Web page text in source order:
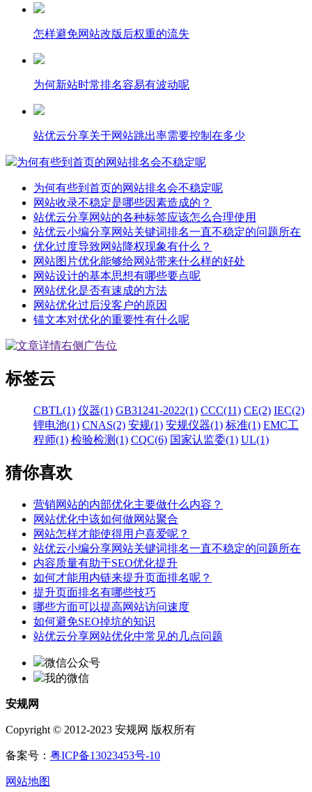
怎样避免网站改版后权重的流失
为何新站时常排名容易有波动呢
站优云分享关于网站跳出率需要控制在多少
为何有些到首页的网站排名会不稳定呢
为何有些到首页的网站排名会不稳定呢
网站收录不稳定是哪些因素造成的？
站优云分享网站的各种标签应该怎么合理使用
站优云小编分享网站关键词排名一直不稳定的问题所在
优化过度导致网站降权现象有什么？
网站图片优化能够给网站带来什么样的好处
网站设计的基本思想有哪些要点呢
网站优化是否有速成的方法
网站优化过后没客户的原因
锚文本对优化的重要性有什么呢
标签云
CBTL(1) 仪器(1) GB31241-2022(1) CCC(11) CE(2) IEC(2)
锂电池(1) CNAS(2) 安规(1) 安规仪器(1) 标准(1) EMC工
程师(1) 检验检测(1) CQC(6) 国家认监委(1) UL(1)
猜你喜欢
营销网站的内部优化主要做什么内容？
网站优化中该如何做网站聚合
网站怎样才能使得用户喜爱呢？
站优云小编分享网站关键词排名一直不稳定的问题所在
内容质量有助于SEO优化提升
如何才能用内链来提升页面排名呢？
提升页面排名有哪些技巧
哪些方面可以提高网站访问速度
如何避免SEO掉坑的知识
站优云分享网站优化中常见的几点问题
微信公众号
我的微信
安规网
Copyright © 2012-2023 安规网 版权所有
备案号： 粤ICP备13023453号-10
网站地图